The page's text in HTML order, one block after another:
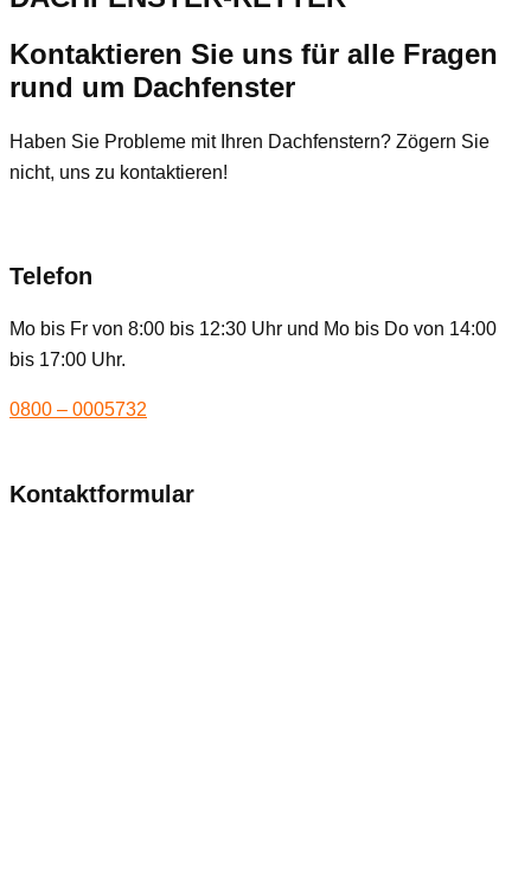
Kontaktieren Sie uns für alle Fragen
rund um Dachfenster
Haben Sie Probleme mit Ihren Dachfenstern? Zögern Sie
nicht, uns zu kontaktieren!
Telefon
Mo bis Fr von 8:00 bis 12:30 Uhr und Mo bis Do von 14:00
bis 17:00 Uhr.
0800 – 0005732
Kontaktformular